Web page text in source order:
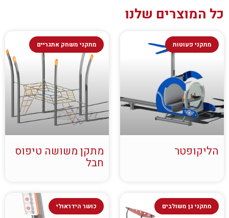
כל המוצרים שלנו
מתקני פעוטות
הליקופטר
מתקני משחק אתגריים
מתקן משושה טיפוס
חבל
מתקני גן משולבים כושר הידראולי